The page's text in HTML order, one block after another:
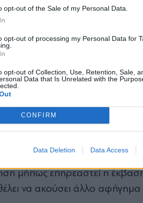
opt-out of the Sale of my Personal Data.
opt-out of processing my Personal Data for
opt-out of Collection, Use, Retention, Sale,
Data that Is Unrelated with the
CONFIRM
Data Deletion Data Access
έλαβε αμέσως θέση
των Τεμπών, ο κ.
επί της ουσίας. Δηλαδή
και τις
λόγο να εμπλακεί σε μία
ανάκρισης, και μετά
Ως εκ τοουτου δεν έπρεπε
μήπως επηρεαστεί η
να ακούσει άλλο
Αποδέχομαι τουςόρους